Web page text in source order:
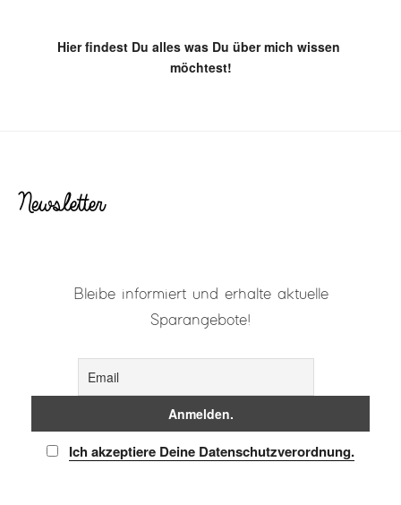
Hier findest Du alles was Du über mich wissen
möchtest!
Newsletter
Bleibe informiert und erhalte aktuelle
Sparangebote!
Ich akzeptiere Deine Datenschutzverordnung.